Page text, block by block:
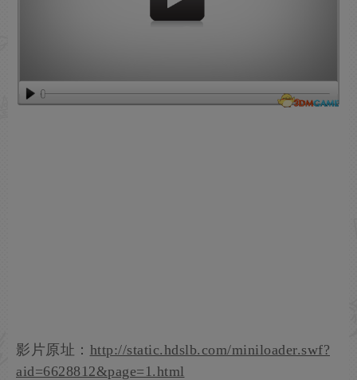
影片原址： http://static.hdslb.com/miniloader.swf?
aid=6628812&page=1.html